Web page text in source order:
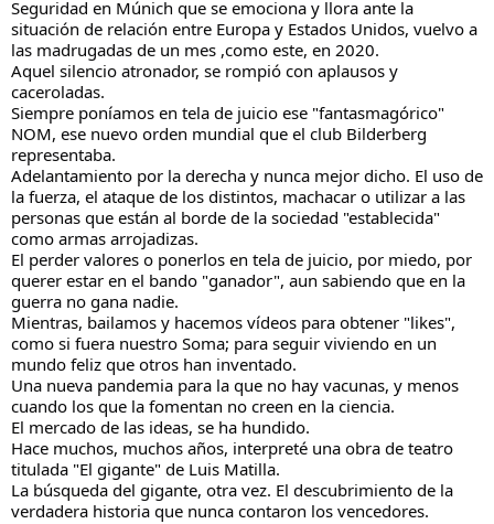
Seguridad en Múnich que se emociona y llora ante la
situación de relación entre Europa y Estados Unidos, vuelvo a
las madrugadas de un mes ,como este, en 2020.
Aquel silencio atronador, se rompió con aplausos y
caceroladas.
Siempre poníamos en tela de juicio ese "fantasmagórico"
NOM, ese nuevo orden mundial que el club Bilderberg
representaba.
Adelantamiento por la derecha y nunca mejor dicho. El uso de
la fuerza, el ataque de los distintos, machacar o utilizar a las
personas que están al borde de la sociedad "establecida"
como armas arrojadizas.
El perder valores o ponerlos en tela de juicio, por miedo, por
querer estar en el bando "ganador", aun sabiendo que en la
guerra no gana nadie.
Mientras, bailamos y hacemos vídeos para obtener "likes",
como si fuera nuestro Soma; para seguir viviendo en un
mundo feliz que otros han inventado.
Una nueva pandemia para la que no hay vacunas, y menos
cuando los que la fomentan no creen en la ciencia.
El mercado de las ideas, se ha hundido.
Hace muchos, muchos años, interpreté una obra de teatro
titulada "El gigante" de Luis Matilla.
La búsqueda del gigante, otra vez. El descubrimiento de la
verdadera historia que nunca contaron los vencedores.